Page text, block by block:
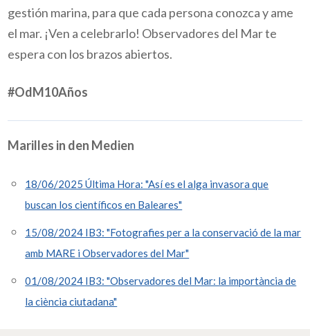
gestión marina, para que cada persona conozca y ame
el mar. ¡Ven a celebrarlo! Observadores del Mar te
espera con los brazos abiertos.
#OdM10Años
Marilles in den Medien
18/06/2025 Última Hora: "Así es el alga invasora que
buscan los científicos en Baleares"
15/08/2024 IB3: "Fotografies per a la conservació de la mar
amb MARE i Observadores del Mar"
01/08/2024 IB3: "Observadores del Mar: la importància de
la ciència ciutadana"